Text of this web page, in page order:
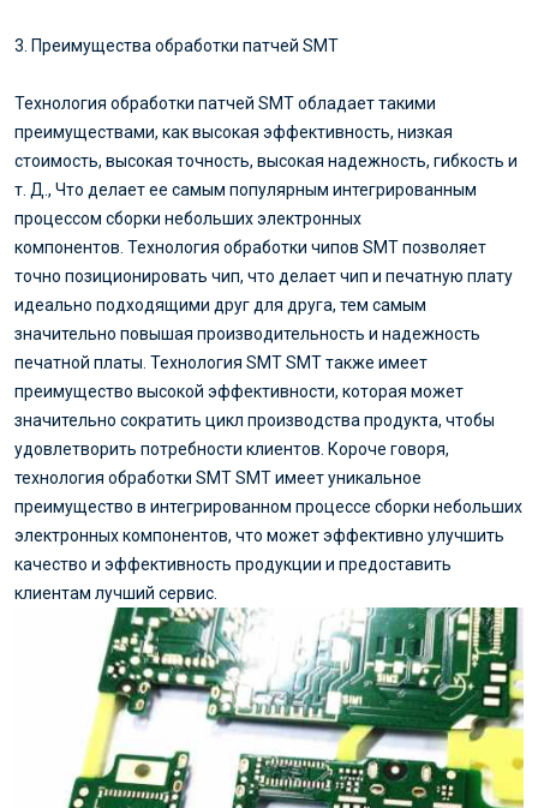
3. Преимущества обработки патчей SMT
Технология обработки патчей SMT обладает такими
преимуществами, как высокая эффективность, низкая
стоимость, высокая точность, высокая надежность, гибкость и
т. Д., Что делает ее самым популярным интегрированным
процессом сборки небольших электронных
компонентов. Технология обработки чипов SMT позволяет
точно позиционировать чип, что делает чип и печатную плату
идеально подходящими друг для друга, тем самым
значительно повышая производительность и надежность
печатной платы. Технология SMT SMT также имеет
преимущество высокой эффективности, которая может
значительно сократить цикл производства продукта, чтобы
удовлетворить потребности клиентов. Короче говоря,
технология обработки SMT SMT имеет уникальное
преимущество в интегрированном процессе сборки небольших
электронных компонентов, что может эффективно улучшить
качество и эффективность продукции и предоставить
клиентам лучший сервис.